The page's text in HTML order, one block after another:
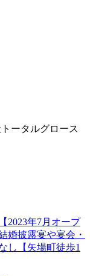
ータルグロース
2023年7月オープ
婚披露宴や宴会・
し【矢場町徒歩1